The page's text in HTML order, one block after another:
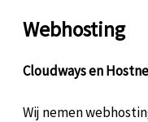
Webhosting
Cloudways en
Wij nemen